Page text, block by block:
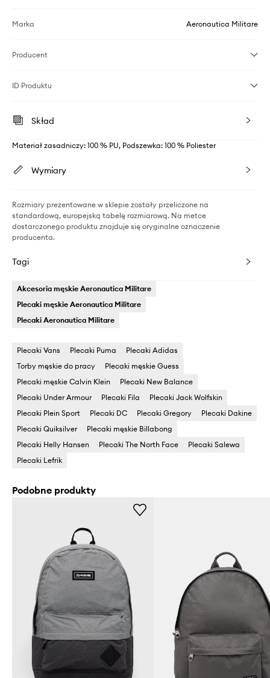
Marka Aeronautica Militare
Producent
ID Produktu
Skład
Materiał zasadniczy: 100 % PU, Podszewka: 100 % Poliester
Wymiary
Rozmiary prezentowane w sklepie zostały przeliczone na
standardową, europejską tabelę rozmiarową. Na metce
dostarczonego produktu znajduje się oryginalne oznaczenie
producenta.
Tagi
Akcesoria męskie Aeronautica Militare
Plecaki męskie Aeronautica Militare
Plecaki Aeronautica Militare
Plecaki Vans Plecaki Puma
Plecaki Adidas
Torby męskie do pracy
Plecaki męskie Guess
Plecaki męskie Calvin Klein
Plecaki New Balance
Plecaki Under Armour
Plecaki Fila
Plecaki Jack Wolfskin
Plecaki Plein Sport
Plecaki DC Plecaki Gregory
Plecaki Dakine
Plecaki Quiksilver
Plecaki męskie Billabong
Plecaki Helly Hansen
Plecaki The North Face
Plecaki Salewa
Plecaki Lefrik
Podobne produkty